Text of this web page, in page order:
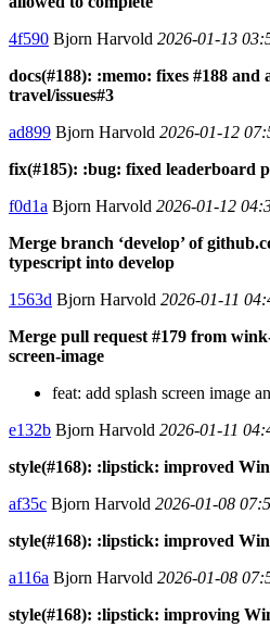
4f590 Bjorn Harvold 2026-01-13
docs(#188): :memo: fixes #188 and
travel/issues#3
ad899 Bjorn Harvold 2026-01-12
fix(#185): :bug: fixed leaderboard
f0d1a Bjorn Harvold 2026-01-12
Merge branch ‘develop’ of
typescript into develop
1563d Bjorn Harvold 2026-01-11
Merge pull request #179 from
screen-image
feat: add splash screen image
e132b Bjorn Harvold 2026-01-11
style(#168): :lipstick: improved
af35c Bjorn Harvold 2026-01-08
style(#168): :lipstick: improved
a116a Bjorn Harvold 2026-01-08
style(#168): :lipstick: improving